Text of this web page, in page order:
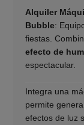
Alquiler
Bubble:
fiestas.
efecto de
espectacular.
Integra una
permite
efectos de luz